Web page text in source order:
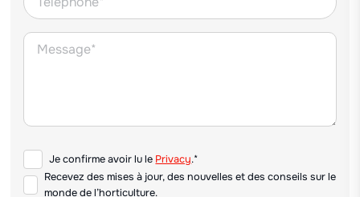
Je confirme avoir lu le Privacy.*
Recevez des mises à jour, des nouvelles et des conseils sur le
monde de l’horticulture.